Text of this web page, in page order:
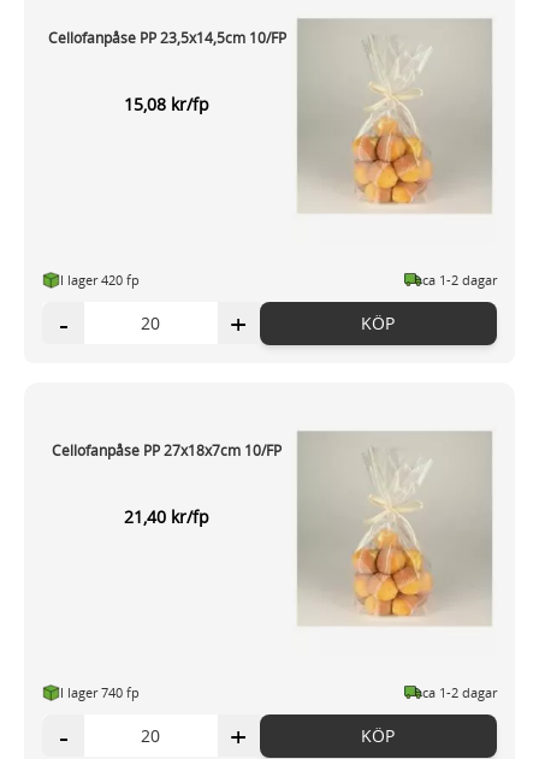
Cellofanpåse PP 23,5x14,5cm 10/FP
15,08 kr/fp
I lager 420 fp ca 1-2 dagar
- + KÖP
Cellofanpåse PP 27x18x7cm 10/FP
21,40 kr/fp
I lager 740 fp ca 1-2 dagar
- + KÖP